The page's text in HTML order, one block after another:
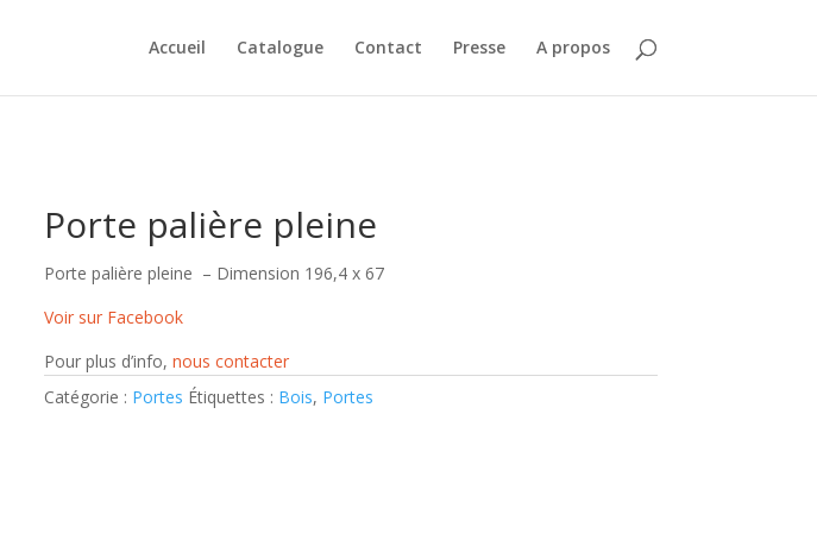
Accueil Catalogue Contact Presse A propos
Porte palière pleine
Porte palière pleine – Dimension 196,4 x 67
Voir sur Facebook
Pour plus d’info, nous contacter
Catégorie : Portes Étiquettes : Bois, Portes